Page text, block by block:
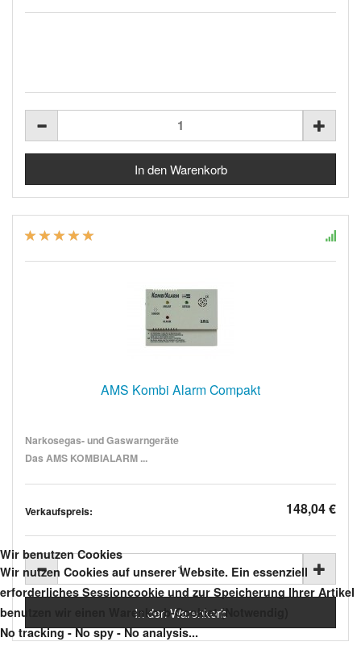
AMS Kombi Alarm Compakt
Narkosegas- und Gaswarngeräte
Das AMS KOMBIALARM ...
Verkaufspreis: 148,04 €
Wir benutzen Cookies
Wir nutzen Cookies auf unserer Website. Ein essenziell
erforderliches Sessioncookie und zur Speicherung Ihrer Artikel
benutzen wir einen Warenkorb-Cookie! (Notwendig)
No tracking - No spy - No analysis...